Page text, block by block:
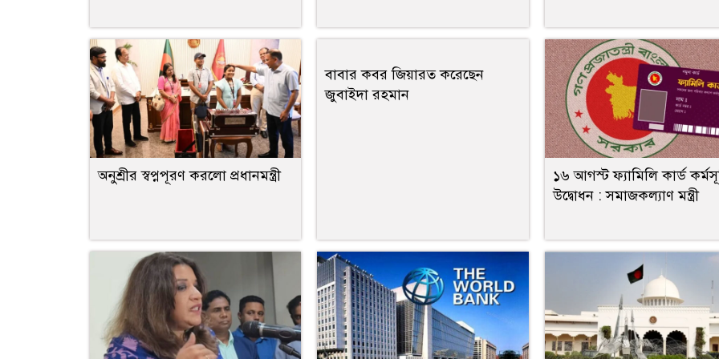
অনুশ্রীর স্বপ্নপূরণ করলো প্রধানমন্ত্রী
বাবার কবর জিয়ারত করেছেন
জুবাইদা রহমান
১৬ আগস্ট ফ্যামিলি কার্ড
উদ্বোধন : সমাজকল্যাণ মন্ত্রী